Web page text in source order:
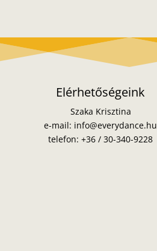
Elérhetőségeink
Szaka Krisztina
e-mail: info@everydance.hu
telefon:+36 / 30-340-9228